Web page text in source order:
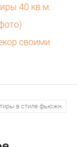
40 кв.м.
своими
в стиле фьюжн